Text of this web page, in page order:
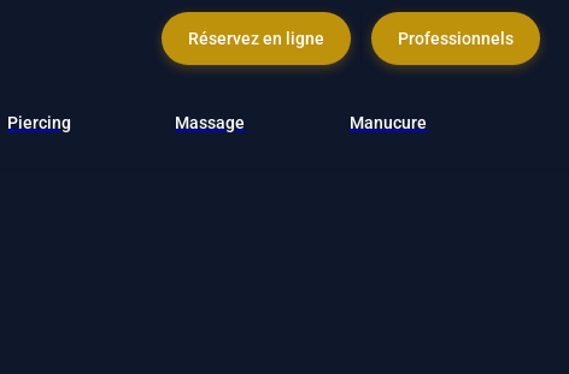
Réservez en ligne Professionnels
Piercing Massage Manucure